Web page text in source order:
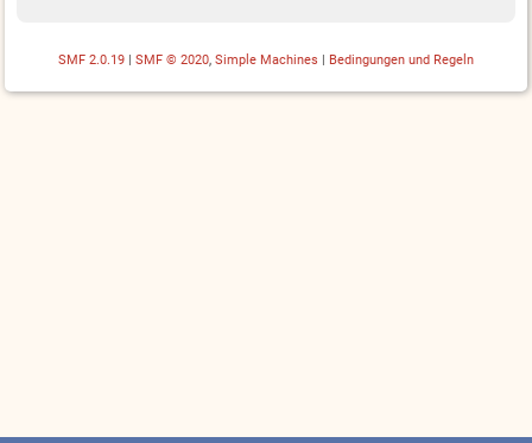
SMF 2.0.19 | SMF © 2020 Simple Machines | Bedingungen und Regeln